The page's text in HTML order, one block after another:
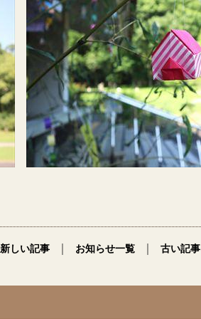
新しい記事 お知らせ一覧 古い記事